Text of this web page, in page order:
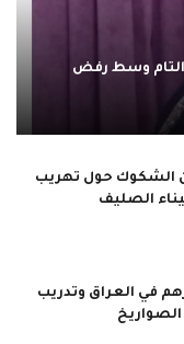
التام وسط رفض
الشكوك حول تهريب
الصليف
في العراق وتدريب